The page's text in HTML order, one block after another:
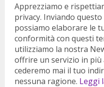
Apprezziamo e
privacy. Inviando
possiamo elaborare le
conformità con questi
utilizziamo la nostra
offrire un servizio in
cederemo mai il tuo
nessuna ragione. Leggi